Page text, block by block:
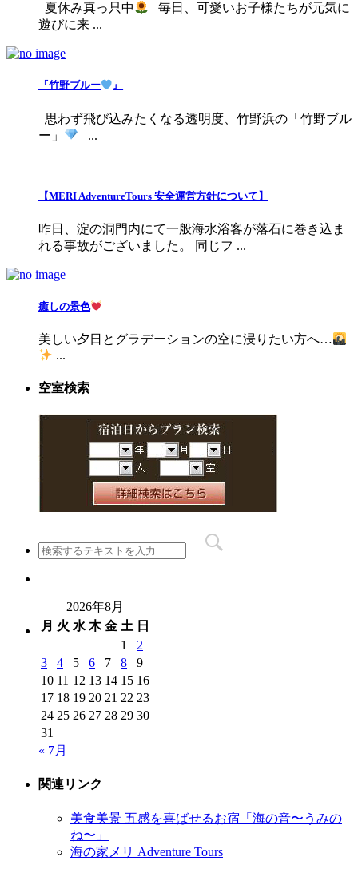
夏休み真っ只中
毎日、可愛いお子様たちが元気に
遊びに来 ...
『竹野ブルー 』
思わず飛び込みたくなる透明度、竹野浜の「竹野ブル
ー」
...
【MERI AdventureTours 安全運営方針について】
昨日、淀の洞門内にて一般海水浴客が落石に巻き込ま
れる事故がございました。 同じフ ...
癒しの景色
美しい夕日とグラデーションの空に浸りたい方へ…
...
空室検索
2026年8月
月 火 水 木 金 土 日
1
2
3
4 5 6 7 8
9
10 11 12 13 14 15 16
17 18 19 20 21 22 23
24 25 26 27 28 29 30
31
« 7月
関連リンク
美食美景 五感を喜ばせるお宿「海の音〜うみの
ね〜」
海の家メリ Adventure Tours